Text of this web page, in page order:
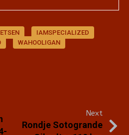
IAMSPECIALIZED
WAHOOLIGAN
Next
Rondje Sotogrande